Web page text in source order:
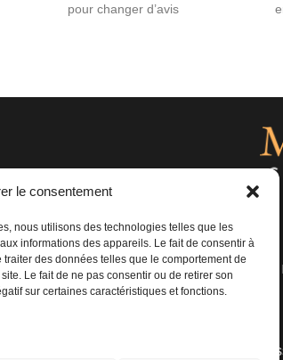
le consentement
nous utilisons des technologies telles que les
informations des appareils. Le fait de consentir à
des données telles que le comportement de
Le fait de ne pas consentir ou de retirer son
sur certaines caractéristiques et fonctions.
pour changer d’avis